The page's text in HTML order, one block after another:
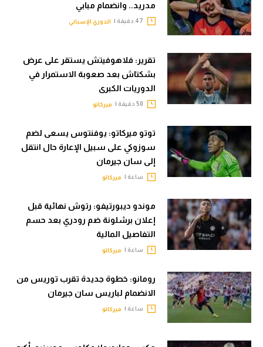
مدريد.. وانضمام مبابي
الدوري الإسباني
تقرير: فلاهوفيتش يستقر على عرض
بشكتاش بعد صعوبة الاستمرار في
الدوريات الكبرى
ميركاتو
توتو ميركاتو: يوفنتوس يسعى لضم
سوزوكي على سبيل الإعارة حال انتقل
إلى سان جيرمان
ساعة | ميركاتو
موندو ديبورتيفو: رتوش نهائية قبل
إعلان برشلونة ضم رودري بعد حسم
التفاصيل المالية
ساعة | ميركاتو
رومانو: خطوة جديدة تقرب توريس من
الانضمام لباريس سان جيرمان
ساعة | ميركاتو